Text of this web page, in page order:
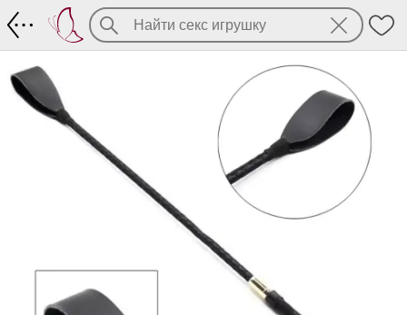
Изящный стек для порки с длинной